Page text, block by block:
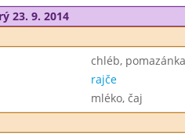
23. 9. 2014
chléb,
rajče
mléko, čaj